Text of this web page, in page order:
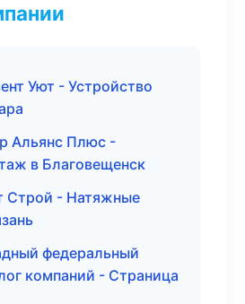
Уют - Устройство
Альянс Плюс -
в Благовещенск
Строй - Натяжные
федеральный
компаний - Страница